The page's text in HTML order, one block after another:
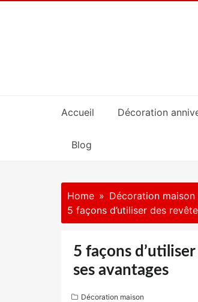
Accueil Décoration
Blog
Home
Décoration maison
5 façons d’utiliser des
5 façons
ses avantages
Décoration maison